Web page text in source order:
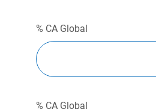
% CA Global
% CA Global